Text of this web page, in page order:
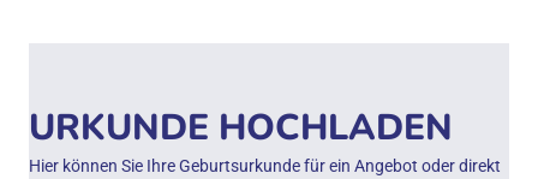
URKUNDE HOCHLADEN
Hier können Sie Ihre Geburtsurkunde für ein Angebot oder direkt